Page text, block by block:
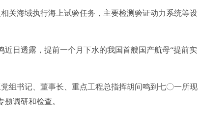
关海域执行海上试验任务，主要检测验证动力系统等设
日透露，提前一个月下水的我国首艘国产航母“提前实
组书记、董事长、重点工程总指挥胡问鸣到七〇一所现
调研和检查。